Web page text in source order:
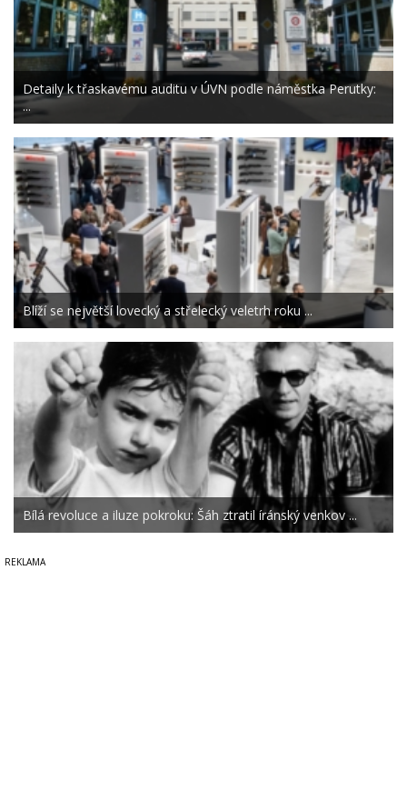
Detaily k třaskavému auditu v ÚVN podle náměstka Perutky:
...
Blíží se největší lovecký a střelecký veletrh roku ...
Bílá revoluce a iluze pokroku: Šáh ztratil íránský venkov ...